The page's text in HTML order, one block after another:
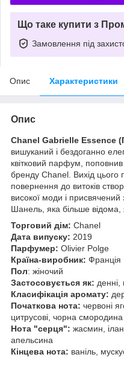
Що таке купити з
Замовлення під
Опис Характеристики
Опис
Chanel Gabrielle Essence
вишуканий і бездоганно
квітковий парфум,
бренду Chanel. Вихід
повернення до витоків
високої моди і
Шанель, яка більше відома,
Торговий дім: Chanel
Дата випуску: 2019
Парфумер: Olivier Polge
Країна-виробник: Франція
Пол: жіночий
Застосовується як: денні,
Класифікація аромату:
Початкова нота: червоні
цитрусові, чорна смородина
Нота "серця": жасмин,
апельсина
Кінцева нота: ваніль,